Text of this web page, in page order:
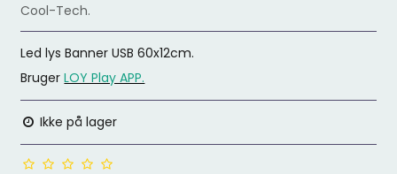
Cool-Tech.
Led lys Banner USB 60x12cm.
BrugerLOY Play APP.
Ikke på lager